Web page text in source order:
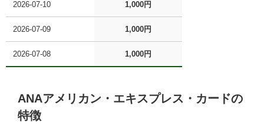
2026-07-10 1,000円
2026-07-09 1,000円
2026-07-08 1,000円
ANAアメリカン・エキスプレス・カードの
特徴